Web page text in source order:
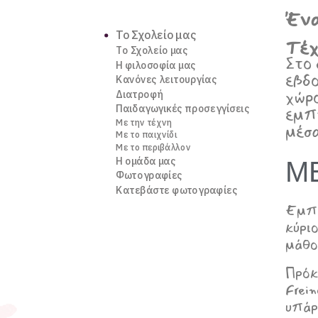
Το Σχολείο μας
Το Σχολείο μας
Η φιλοσοφία μας
Κανόνες λειτουργίας
Διατροφή
Παιδαγωγικές προσεγγίσεις
Με την τέχνη
Με το παιχνίδι
Με το περιβάλλον
Η ομάδα μας
Φωτογραφίες
Κατεβάστε φωτογραφίες
Στο